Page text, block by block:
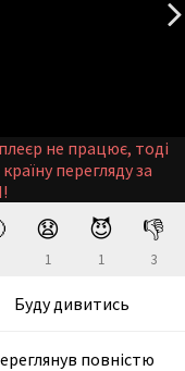
не працює, тоді
перегляду за
😧
1
😈
1
👎
3
Буду дивитись
повністю